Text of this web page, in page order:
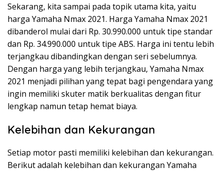
Sekarang, kita sampai pada topik utama kita, yaitu
harga Yamaha Nmax 2021. Harga Yamaha Nmax 2021
dibanderol mulai dari Rp. 30.990.000 untuk tipe standar
dan Rp. 34.990.000 untuk tipe ABS. Harga ini tentu lebih
terjangkau dibandingkan dengan seri sebelumnya.
Dengan harga yang lebih terjangkau, Yamaha Nmax
2021 menjadi pilihan yang tepat bagi pengendara yang
ingin memiliki skuter matik berkualitas dengan fitur
lengkap namun tetap hemat biaya.
Kelebihan dan Kekurangan
Setiap motor pasti memiliki kelebihan dan kekurangan.
Berikut adalah kelebihan dan kekurangan Yamaha